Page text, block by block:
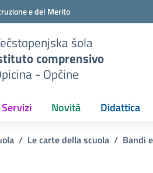
e del Merito
šola
comprensivo
- Opčine
Servizi Novità Didattica
Le carte della scuola Bandi